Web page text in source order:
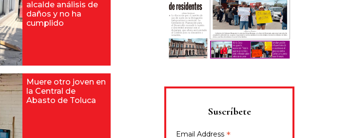
alcalde análisis de
daños y no ha
cumplido
Muere otro joven en
la Central de
Abasto de Toluca
Suscríbete
Email Address *